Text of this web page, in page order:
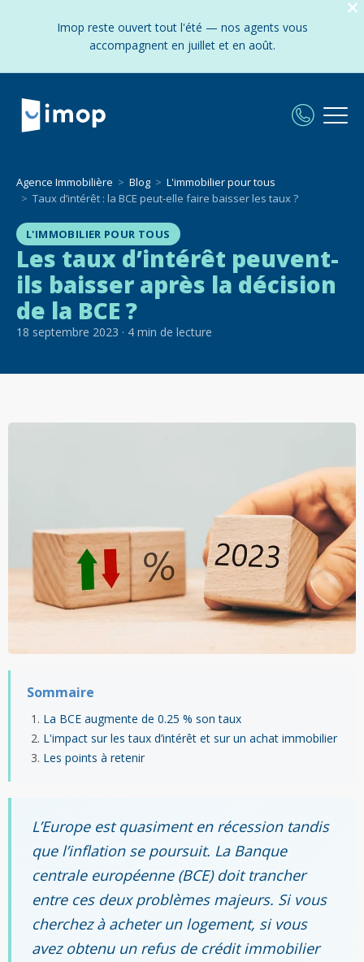
Imop reste ouvert tout l'été — nos agents vous
accompagnent en juillet et en août.
Agence Immobilière Blog
L'immobilier pour tous
Taux d’intérêt : la BCE peut-elle faire baisser les taux ?
L'IMMOBILIER POUR TOUS
Les taux d’intérêt peuvent-
ils baisser après la décision
de la BCE ?
18 septembre 2023 · 4 min de lecture
Sommaire
La BCE augmente de 0.25 % son taux
L'impact sur les taux d’intérêt et sur un achat immobilier
Les points à retenir
L’Europe est quasiment en récession tandis
que l’inflation se poursuit. La Banque
centrale européenne (BCE) doit trancher
entre ces deux problèmes majeurs. Si vous
cherchez à acheter un logement, si vous
avez obtenu un refus de crédit immobilier